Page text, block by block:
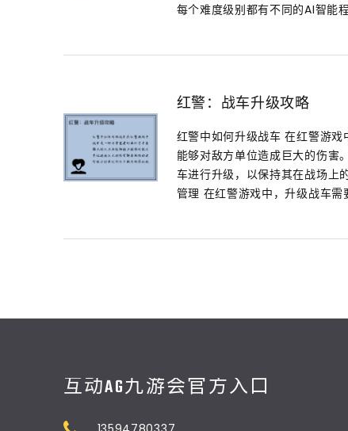
每个难度级别都有不同的AI智能
红警：战车升级攻略
红警中如何升级战车 在红警游戏
能够对敌方单位造成巨大的伤害
车进行升级，以保持其在战场上
管理 在红警游戏中，升级战车需
互动AG九游会官方入口